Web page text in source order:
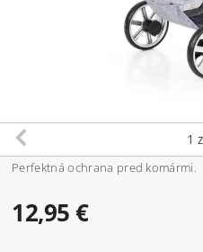
1
Perfektná ochrana pred komármi.
12,95 €